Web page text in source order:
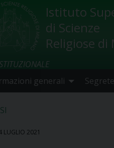
Istituto
di Scienze
Religiose di
generali
LUGLIO 2021